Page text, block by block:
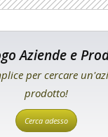
Aziende e
per cercare
prodotto!
Cerca adesso